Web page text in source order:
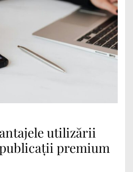
utilizării
premium